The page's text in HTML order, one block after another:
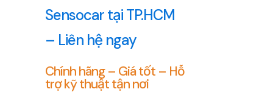
Sensocar tại TP.HCM
– Liên hệ ngay
Chính hãng – Giá tốt – Hỗ
trợ kỹ thuật tận nơi